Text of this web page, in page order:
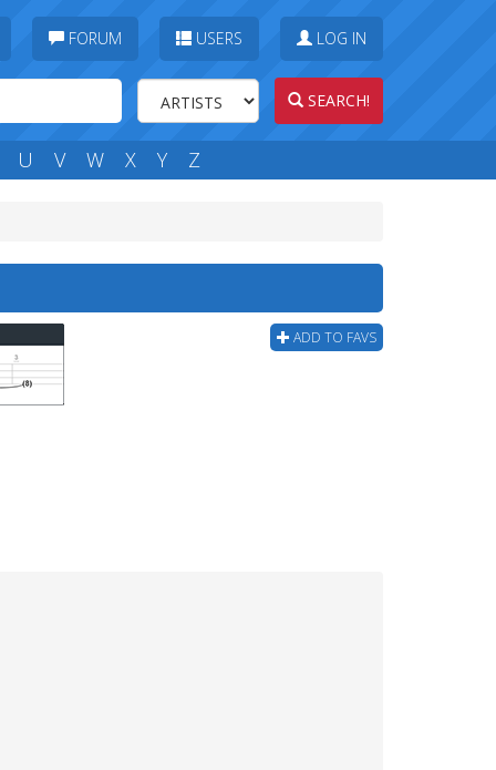
FORUM USERS LOG IN
SEARCH!
U V W X Y Z
ADD TO FAVS